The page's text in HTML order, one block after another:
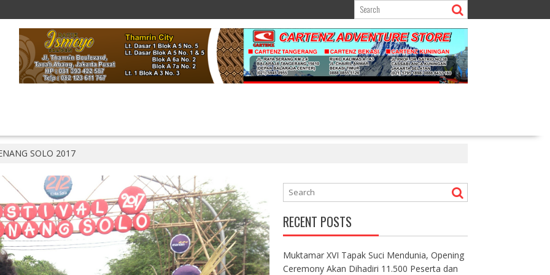
SOLO 2017
RECENT POSTS
Muktamar XVI Tapak Suci Mendunia, Opening
Ceremony Akan Dihadiri 11.500 Peserta dan